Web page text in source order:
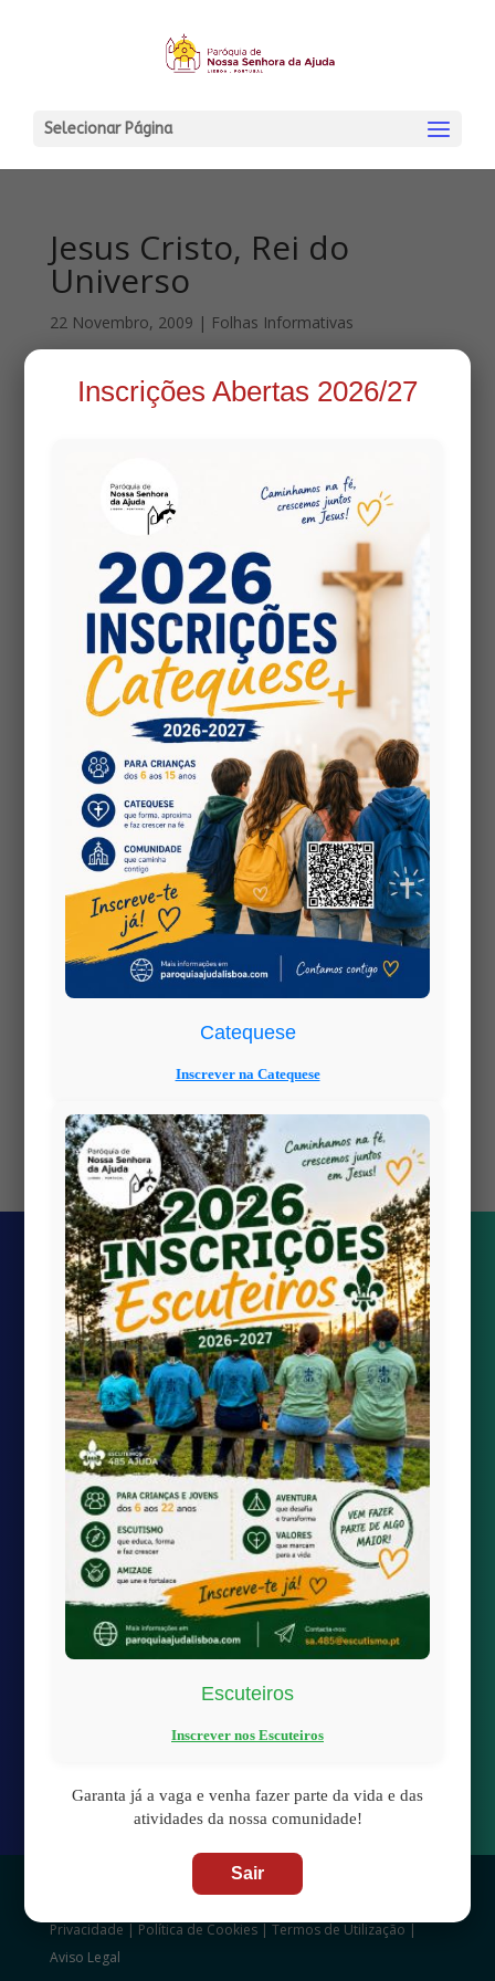
Selecionar Página
Jesus Cristo, Rei do
Universo
22 Novembro, 2009 | Folhas Informativas
Security Error: PDF files must be
hosted on the same domain as this
site.
PDF is hosted on:wp-content
but this site
is:https://www.paroquiaajudalisboa.com
Security Error:PDF files must be
hosted on the same domain as this
site.
https://www.paroquiaajudalisboa.com
Views: 0
Quick links
Transmissão Online
Calendário Paroquial
paroquiaAjudaLisboa@gmail.com

1300-100 Lisboa
Privacidade | Política de Cookies| Termos de Utilização |
Aviso Legal
Inscrições Abertas 2026/27
Catequese
Inscrever na Catequese
Escuteiros
Inscrever nos Escuteiros
Garanta já a vaga e venha fazer parte da vida e das
atividades da nossa comunidade!
Sair